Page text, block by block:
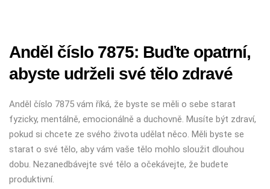
Anděl číslo 7875: Buďte opatrní,
abyste udrželi své tělo zdravé
Anděl číslo 7875 vám říká, že byste se měli o sebe starat
fyzicky, mentálně, emocionálně a duchovně. Musíte být zdraví,
pokud si chcete ze svého života udělat něco. Měli byste se
starat o své tělo, aby vám vaše tělo mohlo sloužit dlouhou
dobu. Nezanedbávejte své tělo a očekávejte, že budete
produktivní.